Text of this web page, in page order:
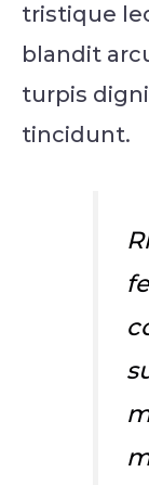
tristique
blandit
turpis
tincidunt.